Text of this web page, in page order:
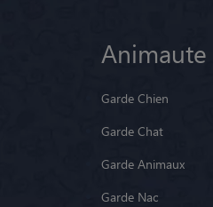
Animaute
Garde Chien
Garde Chat
Garde Animaux
Garde Nac